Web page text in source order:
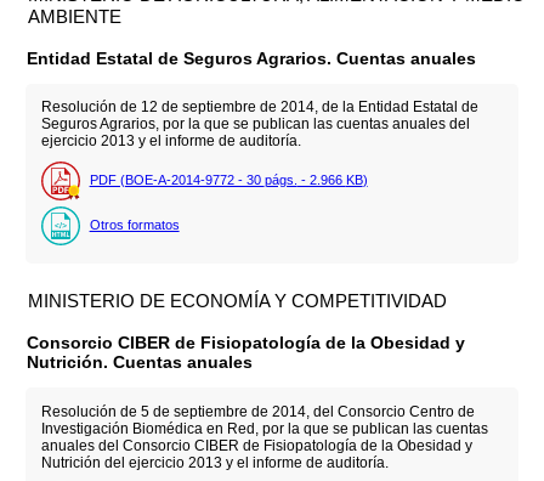
AMBIENTE
Entidad Estatal de Seguros Agrarios. Cuentas anuales
Resolución de 12 de septiembre de 2014, de la Entidad Estatal de
Seguros Agrarios, por la que se publican las cuentas anuales del
ejercicio 2013 y el informe de auditoría.
PDF (BOE-A-2014-9772 - 30 págs. - 2.966 KB)
Otros formatos
MINISTERIO DE ECONOMÍA Y COMPETITIVIDAD
Consorcio CIBER de Fisiopatología de la Obesidad y
Nutrición. Cuentas anuales
Resolución de 5 de septiembre de 2014, del Consorcio Centro de
Investigación Biomédica en Red, por la que se publican las cuentas
anuales del Consorcio CIBER de Fisiopatología de la Obesidad y
Nutrición del ejercicio 2013 y el informe de auditoría.